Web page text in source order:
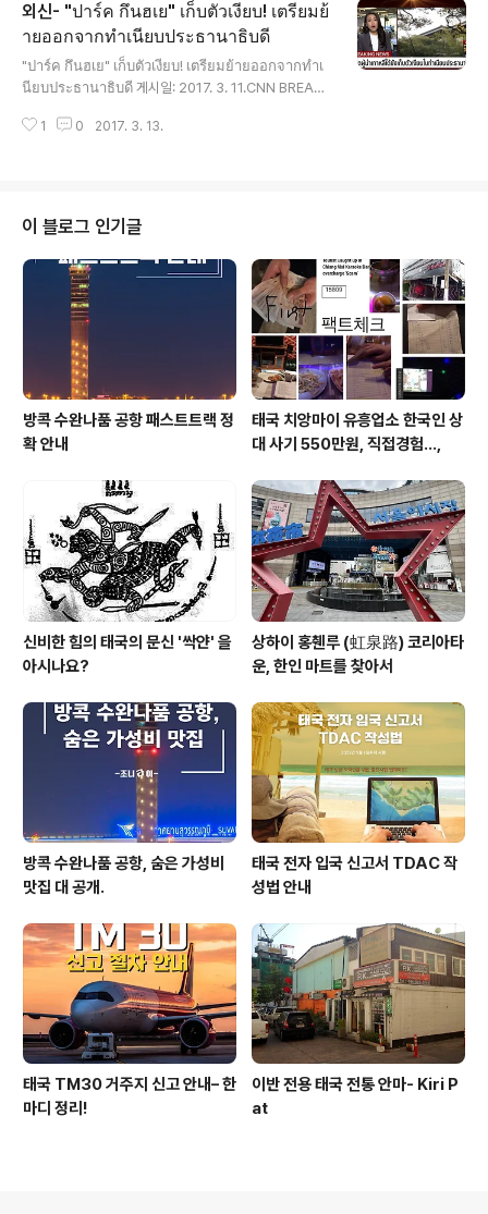
태국에서 장수와 신뢰를 상징하는 코끼리는 사랑을 듬뿍
받고 있는 만큼, 태국인들에게도 의미가 큰 날이다. 태국 아
유타야에 있는 약 60 마리의 코끼리가 착취를 끝내기 위한
안식 기념일 겸 과일 뷔페를 즐기고 있다. 1998년 5 월 2
또는 "창 타이"의 날로 지정했다. "창" 은 태국어로 코끼리
외신- "ปาร์ค กึนฮเย" เก็บตัวเงียบ! เตรียมย้
ายออกจากทำเนียบประธานาธิบดี
"ปาร์ค กึนฮเย" เก็บตัวเงียบ! เตรียมย้ายออกจากทำเ
นียบประธานาธิบดี 게시일: 2017. 3. 11.CNN BREAKI
หลีใต้ ยังเก็บตัวเงียบอยู่ภายในทำเนียบประธานาธิบ
ติดต่อโฆษณาได้ที่ 02-126-1111 ติดตามสปริงนิวส์
ผ่านเว็บไซต์ได้ท..
1 0 2017. 3. 13.
이 블로그 인기글
방콕 수완나품 공항 패스트트랙 정
확 안내
태국 치앙마이 유흥업소 한국인 상
대 사기 550만원, 직접경험...,
신비한 힘의 태국의 문신 '싹얀' 을
아시나요?
상하이 홍췐루 (虹泉路) 코리아타
운, 한인 마트를 찾아서
방콕 수완나품 공항, 숨은 가성비
맛집 대 공개.
태국 전자 입국 신고서 TDAC 작
성법 안내
태국 TM30 거주지 신고 안내– 한
마디 정리!
이반 전용 태국 전통 안마- Kiri P
at